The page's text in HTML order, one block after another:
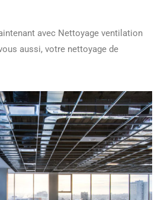
avec Nettoyage ventilation
aussi, votre nettoyage de